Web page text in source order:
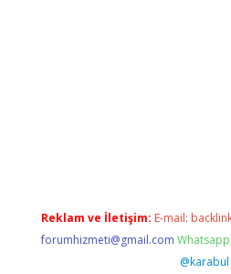
Reklam ve İletişim: E-mail:
forumhizmeti@gmail.com
@karabul